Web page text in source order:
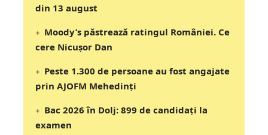
din 13 august
Moody’s păstrează ratingul României. Ce
cere Nicușor Dan
Peste 1.300 de persoane au fost angajate
prin AJOFM Mehedinți
Bac 2026 în Dolj: 899 de candidați la
examen